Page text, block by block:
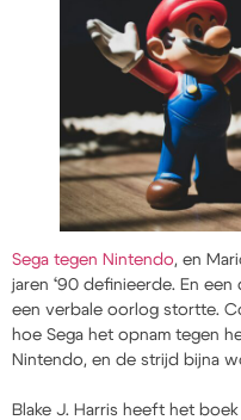
Sega tegen Nintendo, en
jaren ‘90 definieerde. En
een verbale oorlog stortte.
hoe Sega het opnam tegen
Nintendo, en de strijd bijna
Blake J. Harris heeft het